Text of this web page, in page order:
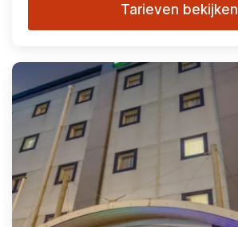
Tarieven bekijken